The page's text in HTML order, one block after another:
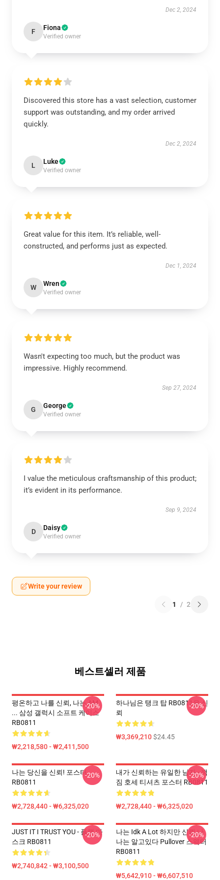
Dec 2, 2024
F Fiona
Verified owner
Discovered this store has a vast selection, customer
support was outstanding, and my order arrived
quickly.
Dec 2, 2024
L Luke
Verified owner
Great value for this item. It’s reliable, well-
constructed, and performs just as expected.
Dec 1, 2024
W Wren
Verified owner
Wasn't expecting too much, but the product was
impressive. Highly recommend.
Sep 27, 2024
G George
Verified owner
I value the meticulous craftsmanship of this product;
it’s evident in its performance.
Sep 9, 2024
D Daisy
Verified owner
Write your review
1 / 2
베스트셀러 제품
평온하고 나를 신뢰, 나는 AM
... 삼성 갤럭시 소프트 케이스
RB0811
₩2,218,580 - ₩2,411,500
-20%
하나님은 탱크 탑 RB0811을 신
뢰
₩3,369,210$24.45
-20%
나는 당신을 신뢰! 포스터
RB0811
₩2,728,440 - ₩6,325,020
-20%
내가 신뢰하는 유일한 남자 - 잭
짐 호세 티셔츠 포스터 RB0811
₩2,728,440 - ₩6,325,020
-20%
JUST IT I TRUST YOU - 플랫 마
스크 RB0811
₩2,740,842 - ₩3,100,500
-20%
나는 Idk A Lot 하지만 신뢰 나
나는 알고있다 Pullover 스웨터
RB0811
₩5,642,910 - ₩6,607,510
-20%